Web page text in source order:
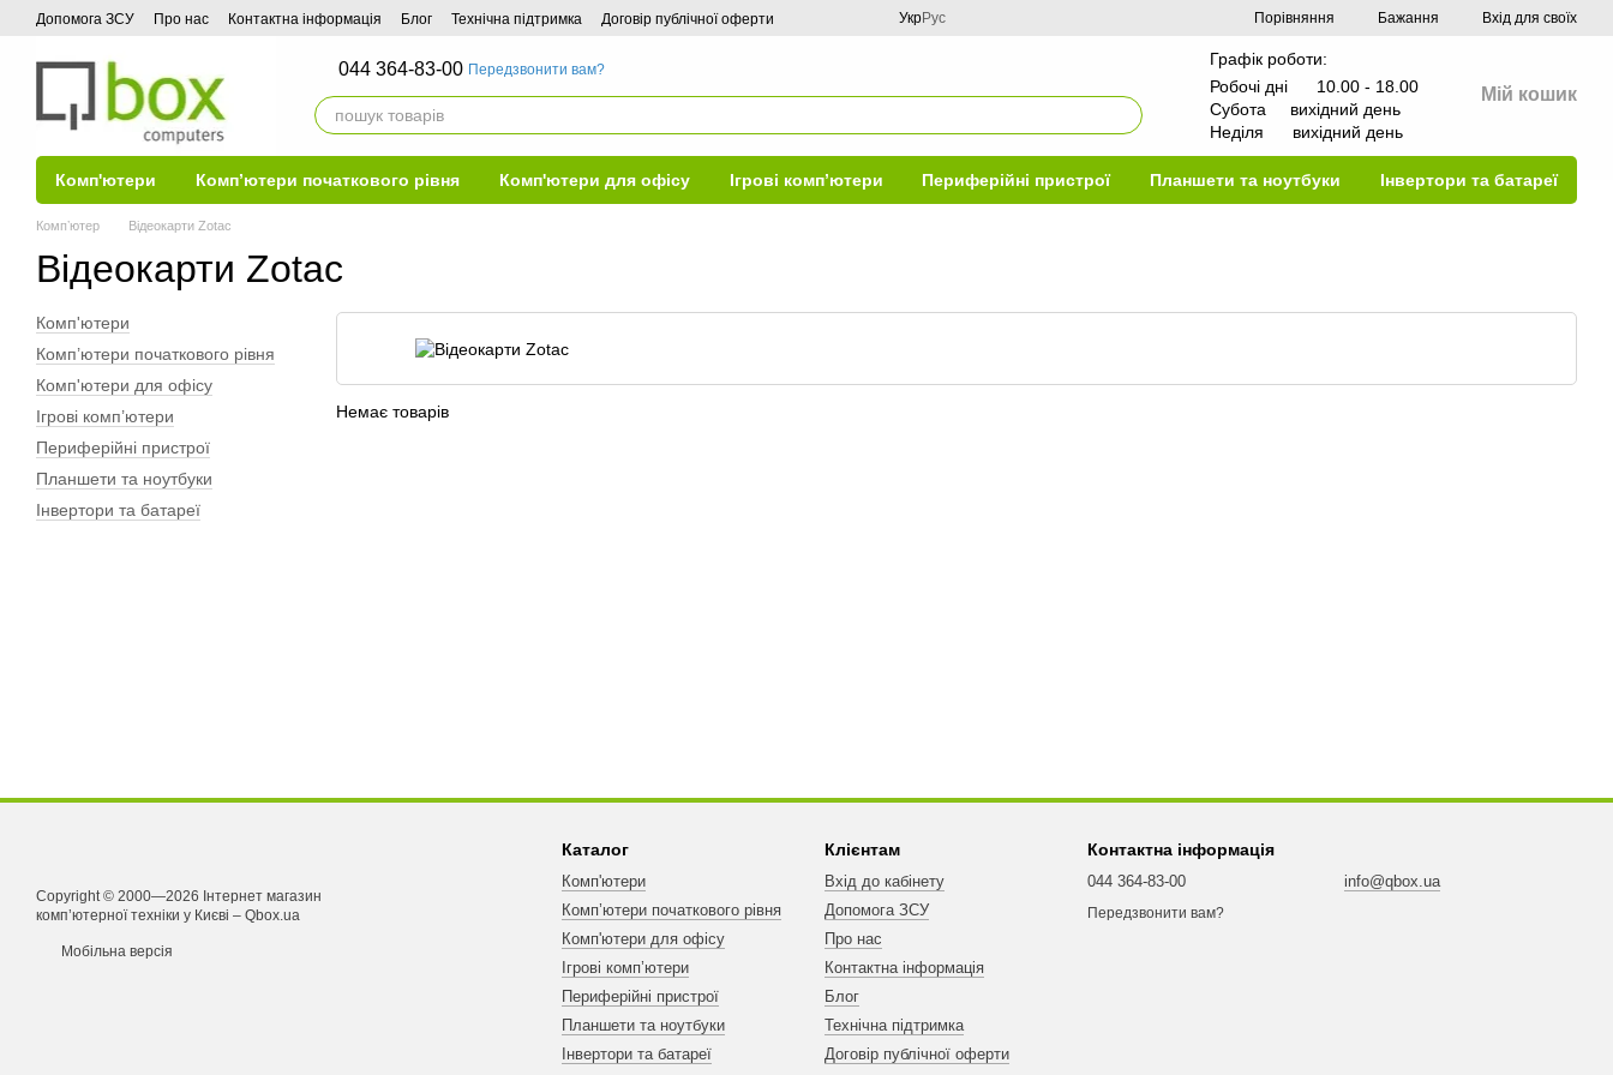
Перейти до основного контенту
Допомога ЗСУ Про нас Контактна інформація Блог Технічна підтримка Договір публічної оферти УкрРус Порівняння Бажання Вхід для своїх
044 364-83-00 Передзвонити вам?
Графік роботи:
Робочі дні 10.00 - 18.00
Субота вихідний день
Неділя вихідний день
Мій кошик
Комп'ютери Комп’ютери початкового рівня Комп'ютери для офісу Ігрові комп’ютери Периферійні пристрої Планшети та ноутбуки Інвертори та батареї
Компʼютер Відеокарти Zotac
Відеокарти Zotac
Немає товарів
Комп'ютери
Комп’ютери початкового рівня
Комп'ютери для офісу
Ігрові комп’ютери
Периферійні пристрої
Планшети та ноутбуки
Інвертори та батареї
Copyright © 2000—2026 Інтернет магазин
комп’ютерної техніки у Києві – Qbox.ua
Мобільна версія
Каталог
Комп'ютери
Комп’ютери початкового рівня
Комп'ютери для офісу
Ігрові комп’ютери
Периферійні пристрої
Планшети та ноутбуки
Інвертори та батареї
Клієнтам
Вхід до кабінету
Допомога ЗСУ
Про нас
Контактна інформація
Блог
Технічна підтримка
Договір публічної оферти
Контактна інформація
044 364-83-00
Передзвонити вам?
info@qbox.ua